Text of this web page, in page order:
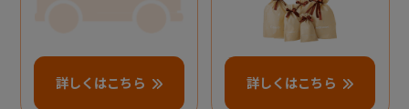
詳しくはこちら 詳しくはこちら